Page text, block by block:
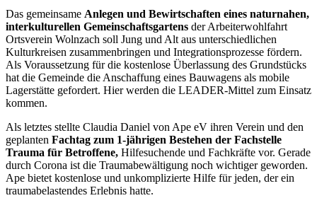
Das gemeinsame Anlegen und Bewirtschaften eines naturnahen,
interkulturellen Gemeinschaftsgartens der Arbeiterwohlfahrt
Ortsverein Wolnzach soll Jung und Alt aus unterschiedlichen
Kulturkreisen zusammenbringen und Integrationsprozesse fördern.
Als Voraussetzung für die kostenlose Überlassung des Grundstücks
hat die Gemeinde die Anschaffung eines Bauwagens als mobile
Lagerstätte gefordert. Hier werden die LEADER-Mittel zum Einsatz
kommen.
Als letztes stellte Claudia Daniel von Ape eV ihren Verein und den
geplanten Fachtag zum 1-jährigen Bestehen der Fachstelle
Trauma für Betroffene, Hilfesuchende und Fachkräfte vor. Gerade
durch Corona ist die Traumabewältigung noch wichtiger geworden.
Ape bietet kostenlose und unkomplizierte Hilfe für jeden, der ein
traumabelastendes Erlebnis hatte.